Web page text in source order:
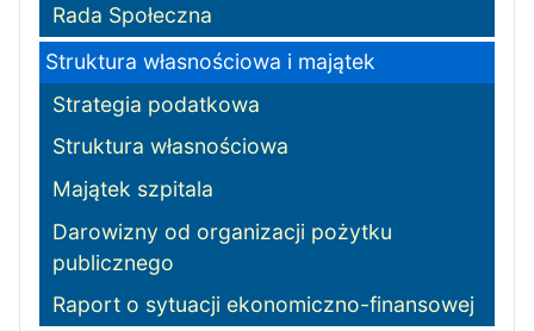
Rada Społeczna
Struktura własnościowa i majątek
Strategia podatkowa
Struktura własnościowa
Majątek szpitala
Darowizny od organizacji pożytku
publicznego
Raport o sytuacji ekonomiczno-finansowej